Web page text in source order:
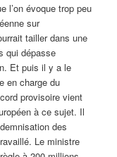
l’on évoque trop peu
sur
tailler dans une
qui dépasse
Et puis il y a le
en charge du
provisoire vient
à ce sujet. Il
des
Le ministre